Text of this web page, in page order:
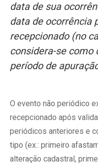
data de sua
data de ocorrência
recepcionado (no
considera-se como
período de
O evento não periódico
recepcionado após
periódicos anteriores e
tipo (ex.: primeiro
alteração cadastral,